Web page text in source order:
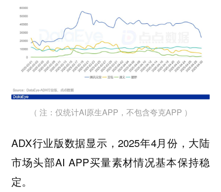
（ 注：仅统计AI原生APP，不包含夸克APP ）
ADX行业版数据显示，2025年4月份，大陆
市场头部AI APP买量素材情况基本保持稳
定。